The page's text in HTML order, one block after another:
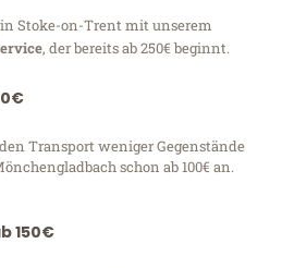
Stoke-on-Trent mit unserem
, der bereits ab 250€ beginnt.
Transport weniger Gegenstände
schon ab 100€ an.
150€